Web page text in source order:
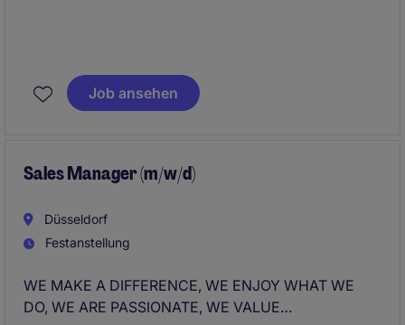
Job ansehen
Sales Manager (m/w/d)
Düsseldorf
Festanstellung
WE MAKE A DIFFERENCE, WE ENJOY WHAT WE
DO, WE ARE PASSIONATE, WE VALUE